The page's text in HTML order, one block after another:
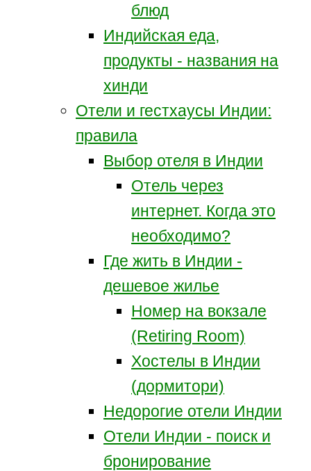
блюд
Индийская еда,
продукты - названия на
хинди
Отели и гестхаусы Индии:
правила
Выбор отеля в Индии
Отель через
интернет. Когда это
необходимо?
Где жить в Индии -
дешевое жилье
Номер на вокзале
(Retiring Room)
Хостелы в Индии
(дормитори)
Недорогие отели Индии
Отели Индии - поиск и
бронирование